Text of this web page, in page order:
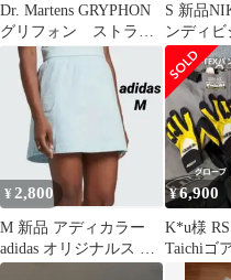
Dr. Martens GRYPHON
グリフォン ストラッ
プサンダル
S 新品
ンディビ
ング シ
イツ
¥2,800
M 新品 アディカラー
adidas オリジナルス ス
カート ミニ ウーブン
¥6,900
K*u様
Taichiゴ
ツ.シャ